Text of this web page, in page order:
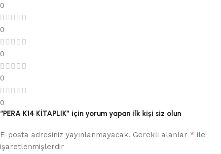
0
0
0
0
0
“PERA K14 KİTAPLIK” için yorum yapan ilk kişi siz olun
E-posta adresiniz yayınlanmayacak. Gerekli alanlar * ile
işaretlenmişlerdir